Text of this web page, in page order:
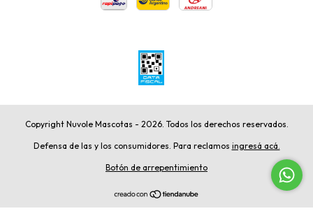
Copyright Nuvole Mascotas - 2026. Todos los derechos reservados.
Defensa de las y los consumidores. Para reclamos ingresá acá.
Botón de arrepentimiento